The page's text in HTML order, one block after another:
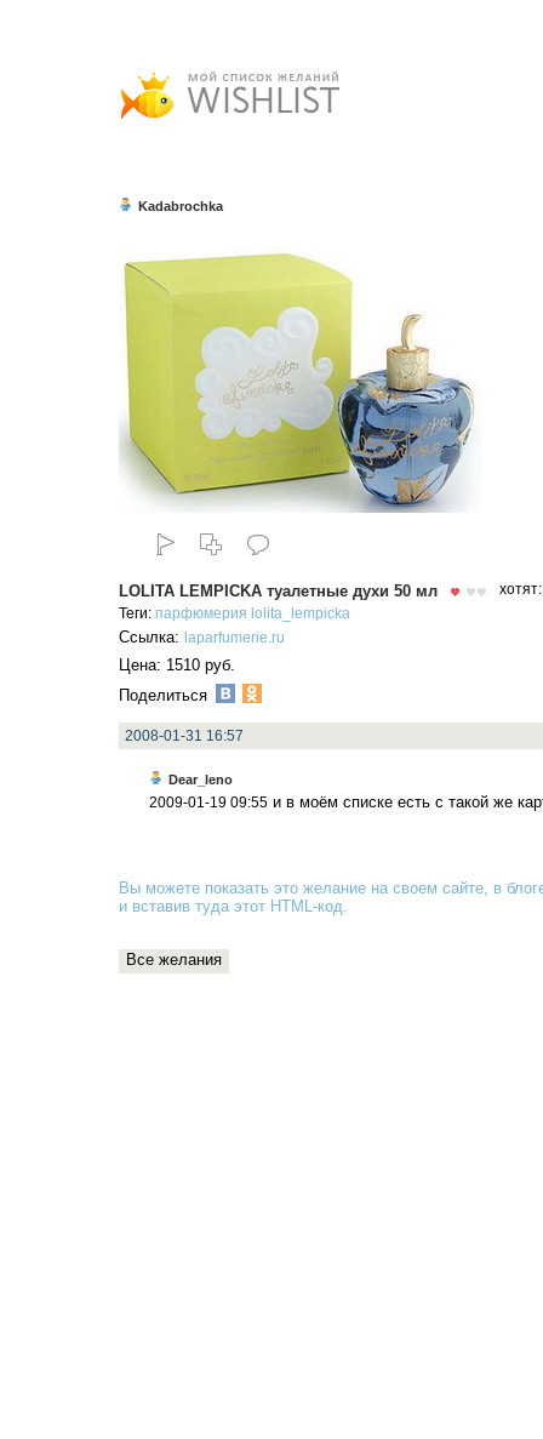
Kadabrochka
LOLITA LEMPICKA туалетные духи 50 мл
Теги: парфюмерия lolita_lempicka
Ссылка: laparfumerie.ru
Цена: 1510 руб.
Поделиться
2008-01-31 16:57
Dear_leno
2009-01-19 09:55 и в моём списке есть с такой же
Вы можете показать это желание на своем сайте, в
и вставив туда этот HTML-код.
Все желания